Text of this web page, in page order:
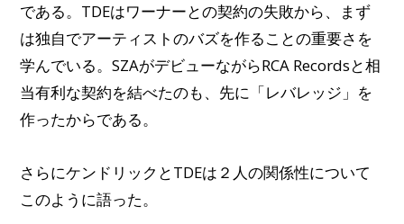
である。TDEはワーナーとの契約の失敗から、まず
は独自でアーティストのバズを作ることの重要さを
学んでいる。SZAがデビューながらRCA Recordsと相
当有利な契約を結べたのも、先に「レバレッジ」を
作ったからである。
さらにケンドリックとTDEは２人の関係性について
このように語った。